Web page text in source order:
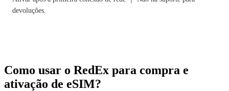
devoluções.
Como usar o RedEx para compra e
ativação de eSIM?